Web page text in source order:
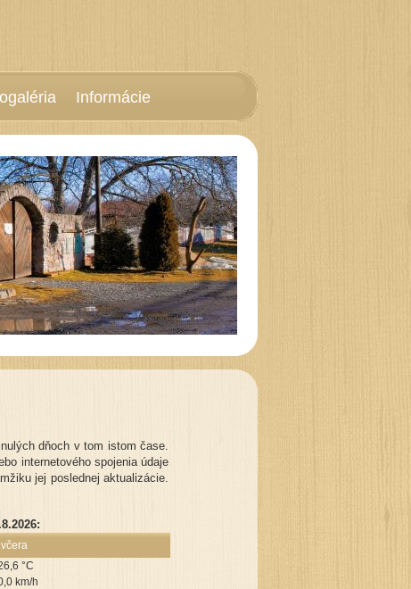
Informácie
dňoch v tom istom čase.
internetového spojenia údaje
jej poslednej aktualizácie.
včera
°C
km/h